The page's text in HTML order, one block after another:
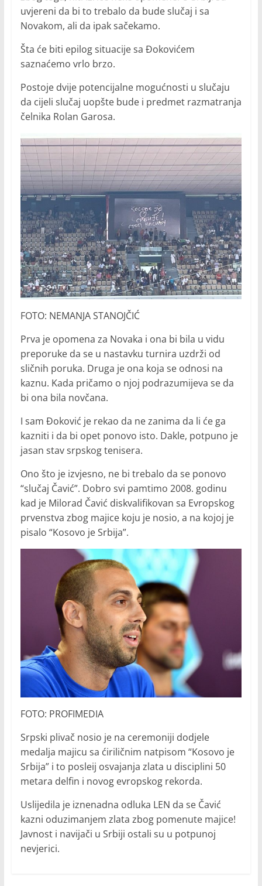
uvjereni da bi to trebalo da bude slučaj i sa
Novakom, ali da ipak sačekamo.
Šta će biti epilog situacije sa Đokovićem
saznaćemo vrlo brzo.
Postoje dvije potencijalne mogućnosti u slučaju
da cijeli slučaj uopšte bude i predmet razmatranja
čelnika Rolan Garosa.
FOTO: NEMANJA STANOJČIĆ
Prva je opomena za Novaka i ona bi bila u vidu
preporuke da se u nastavku turnira uzdrži od
sličnih poruka. Druga je ona koja se odnosi na
kaznu. Kada pričamo o njoj podrazumijeva se da
bi ona bila novčana.
I sam Đoković je rekao da ne zanima da li će ga
kazniti i da bi opet ponovo isto. Dakle, potpuno je
jasan stav srpskog tenisera.
Ono što je izvjesno, ne bi trebalo da se ponovo
“slučaj Čavić”. Dobro svi pamtimo 2008. godinu
kad je Milorad Čavić diskvalifikovan sa Evropskog
prvenstva zbog majice koju je nosio, a na kojoj je
pisalo “Kosovo je Srbija”.
FOTO: PROFIMEDIA
Srpski plivač nosio je na ceremoniji dodjele
medalja majicu sa ćiriličnim natpisom “Kosovo je
Srbija” i to posleij osvajanja zlata u disciplini 50
metara delfin i novog evropskog rekorda.
Uslijedila je iznenadna odluka LEN da se Čavić
kazni oduzimanjem zlata zbog pomenute majice!
Javnost i navijači u Srbiji ostali su u potpunoj
nevjerici.